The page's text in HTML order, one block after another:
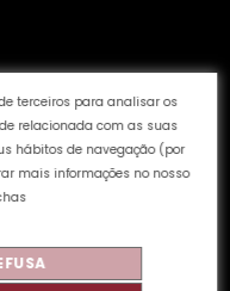
terceiros para analisar os
relacionada com as suas
hábitos de navegação (por
mais informações no nosso
Política de
frecuentes